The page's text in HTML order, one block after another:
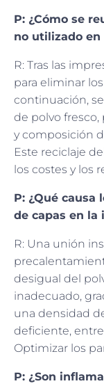
P: ¿Cómo se
no utilizado
R: Tras las
para eliminar
continuación,
de polvo
y composición
Este reciclaje
los costes y los
P: ¿Qué
de capas en la
R: Una unión
desigual del
inadecuado,
una densidad
deficiente,
Optimizar los
P: ¿Son